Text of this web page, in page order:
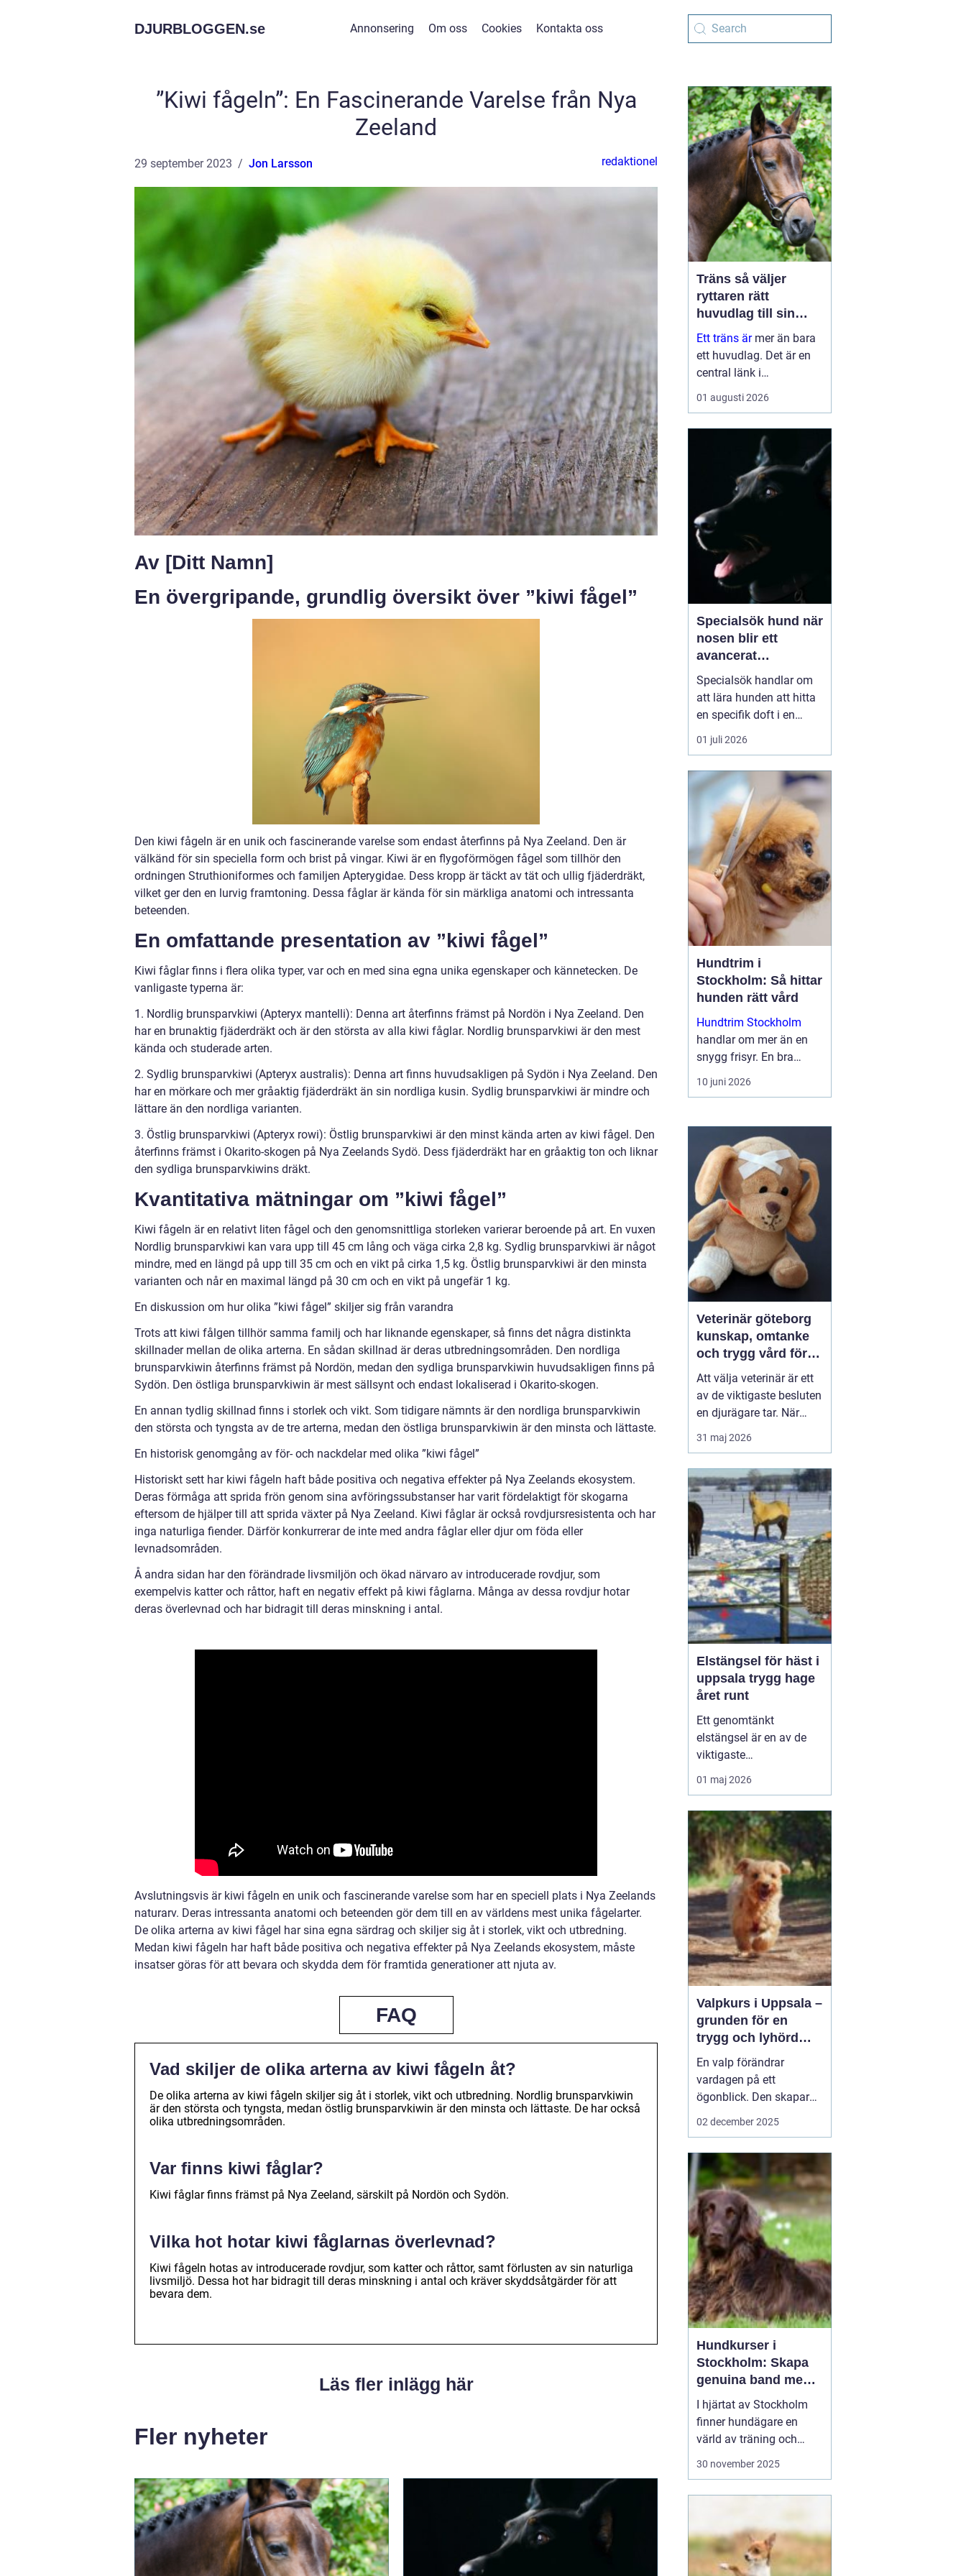
DJURBLOGGEN.se Annonsering Om oss Cookies Kontakta oss
”Kiwi fågeln”: En Fascinerande Varelse från Nya
Zeeland
29 september 2023 Jon Larsson redaktionel
Av [Ditt Namn]
En övergripande, grundlig översikt över ”kiwi fågel”
Den kiwi fågeln är en unik och fascinerande varelse som endast återfinns på Nya Zeeland. Den är
välkänd för sin speciella form och brist på vingar. Kiwi är en flygoförmögen fågel som tillhör den
ordningen Struthioniformes och familjen Apterygidae. Dess kropp är täckt av tät och ullig fjäderdräkt,
vilket ger den en lurvig framtoning. Dessa fåglar är kända för sin märkliga anatomi och intressanta
beteenden.
En omfattande presentation av ”kiwi fågel”
Kiwi fåglar finns i flera olika typer, var och en med sina egna unika egenskaper och kännetecken. De
vanligaste typerna är:
1. Nordlig brunsparvkiwi (Apteryx mantelli): Denna art återfinns främst på Nordön i Nya Zeeland. Den
har en brunaktig fjäderdräkt och är den största av alla kiwi fåglar. Nordlig brunsparvkiwi är den mest
kända och studerade arten.
2. Sydlig brunsparvkiwi (Apteryx australis): Denna art finns huvudsakligen på Sydön i Nya Zeeland. Den
har en mörkare och mer gråaktig fjäderdräkt än sin nordliga kusin. Sydlig brunsparvkiwi är mindre och
lättare än den nordliga varianten.
3. Östlig brunsparvkiwi (Apteryx rowi): Östlig brunsparvkiwi är den minst kända arten av kiwi fågel. Den
återfinns främst i Okarito-skogen på Nya Zeelands Sydö. Dess fjäderdräkt har en gråaktig ton och liknar
den sydliga brunsparvkiwins dräkt.
Kvantitativa mätningar om ”kiwi fågel”
Kiwi fågeln är en relativt liten fågel och den genomsnittliga storleken varierar beroende på art. En vuxen
Nordlig brunsparvkiwi kan vara upp till 45 cm lång och väga cirka 2,8 kg. Sydlig brunsparvkiwi är något
mindre, med en längd på upp till 35 cm och en vikt på cirka 1,5 kg. Östlig brunsparvkiwi är den minsta
varianten och når en maximal längd på 30 cm och en vikt på ungefär 1 kg.
En diskussion om hur olika ”kiwi fågel” skiljer sig från varandra
Trots att kiwi fålgen tillhör samma familj och har liknande egenskaper, så finns det några distinkta
skillnader mellan de olika arterna. En sådan skillnad är deras utbredningsområden. Den nordliga
brunsparvkiwin återfinns främst på Nordön, medan den sydliga brunsparvkiwin huvudsakligen finns på
Sydön. Den östliga brunsparvkiwin är mest sällsynt och endast lokaliserad i Okarito-skogen.
En annan tydlig skillnad finns i storlek och vikt. Som tidigare nämnts är den nordliga brunsparvkiwin
den största och tyngsta av de tre arterna, medan den östliga brunsparvkiwin är den minsta och lättaste.
En historisk genomgång av för- och nackdelar med olika ”kiwi fågel”
Historiskt sett har kiwi fågeln haft både positiva och negativa effekter på Nya Zeelands ekosystem.
Deras förmåga att sprida frön genom sina avföringssubstanser har varit fördelaktigt för skogarna
eftersom de hjälper till att sprida växter på Nya Zeeland. Kiwi fåglar är också rovdjursresistenta och har
inga naturliga fiender. Därför konkurrerar de inte med andra fåglar eller djur om föda eller
levnadsområden.
Å andra sidan har den förändrade livsmiljön och ökad närvaro av introducerade rovdjur, som
exempelvis katter och råttor, haft en negativ effekt på kiwi fåglarna. Många av dessa rovdjur hotar
deras överlevnad och har bidragit till deras minskning i antal.
Avslutningsvis är kiwi fågeln en unik och fascinerande varelse som har en speciell plats i Nya Zeelands
naturarv. Deras intressanta anatomi och beteenden gör dem till en av världens mest unika fågelarter.
De olika arterna av kiwi fågel har sina egna särdrag och skiljer sig åt i storlek, vikt och utbredning.
Medan kiwi fågeln har haft både positiva och negativa effekter på Nya Zeelands ekosystem, måste
insatser göras för att bevara och skydda dem för framtida generationer att njuta av.
FAQ
Vad skiljer de olika arterna av kiwi fågeln åt?
De olika arterna av kiwi fågeln skiljer sig åt i storlek, vikt och utbredning. Nordlig brunsparvkiwin
är den största och tyngsta, medan östlig brunsparvkiwin är den minsta och lättaste. De har också
olika utbredningsområden.
Var finns kiwi fåglar?
Kiwi fåglar finns främst på Nya Zeeland, särskilt på Nordön och Sydön.
Vilka hot hotar kiwi fåglarnas överlevnad?
Kiwi fågeln hotas av introducerade rovdjur, som katter och råttor, samt förlusten av sin naturliga
livsmiljö. Dessa hot har bidragit till deras minskning i antal och kräver skyddsåtgärder för att
bevara dem.
Läs fler inlägg här
Fler nyheter
Träns så väljer
ryttaren rätt
huvudlag till sin
häst
Ett träns ärmer än bara
ett huvudlag. Det är en
central länk i
kommunikationen
mellan häst och ryttare.
anpassat kan hästen
arbeta avspänt,...
01 augusti 2026
Specialsök hund när
nosen blir ett
avancerat
arbetsredskap
Specialsök handlar om
att lära hunden att hitta
en specifik doft i en
komplex miljö. Det kan
vara narkotika, vägglöss,
till och med mögel.
Genom att utnyttja
hundens fantastiska
luktsinne går det att
upptäcka sådant som
mä...
01 juli 2026
Hundtrim i
Stockholm: Så hittar
hunden rätt vård
Hundtrim Stockholm
handlar om mer än en
snygg frisyr. En bra
salong kombinerar
pälsvård, hygien och
hunden mår bra både
under och efter besök...
10 juni 2026
Veterinär göteborg
kunskap, omtanke
och trygg vård för
ditt djur
Att välja veterinär är ett
av de viktigaste besluten
en djurägare tar. När
hunden haltar, katten
slutar äta eller kaninen
ha snabb hjälp, tydliga
besked och en plan som
känns trygg.E...
31 maj 2026
Elstängsel för häst i
uppsala trygg hage
året runt
Ett genomtänkt
elstängsel är en av de
viktigaste
säkerhetsfrågorna i ett
häststall. Runt Uppsala,
viltstammar och ibland
blåsigt väder, ställs extra
höga krav på både
material och montering.
När hästar går mycket
ute behöver stängslet...
01 maj 2026
Valpkurs i Uppsala –
grunden för en
trygg och lyhörd
hund
En valp förändrar
vardagen på ett
ögonblick. Den skapar
glädje, skratt och ibland
hundägare märker
snabbt att kärlek inte
räcker för att forma en
trygg oc...
02 december 2025
Hundkurser i
Stockholm: Skapa
genuina band med
din hund
I hjärtat av Stockholm
finner hundägare en
värld av träning och
möjligheter. Genom att
följeslagare upple...
30 november 2025